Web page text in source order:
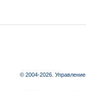
© 2004-2026.